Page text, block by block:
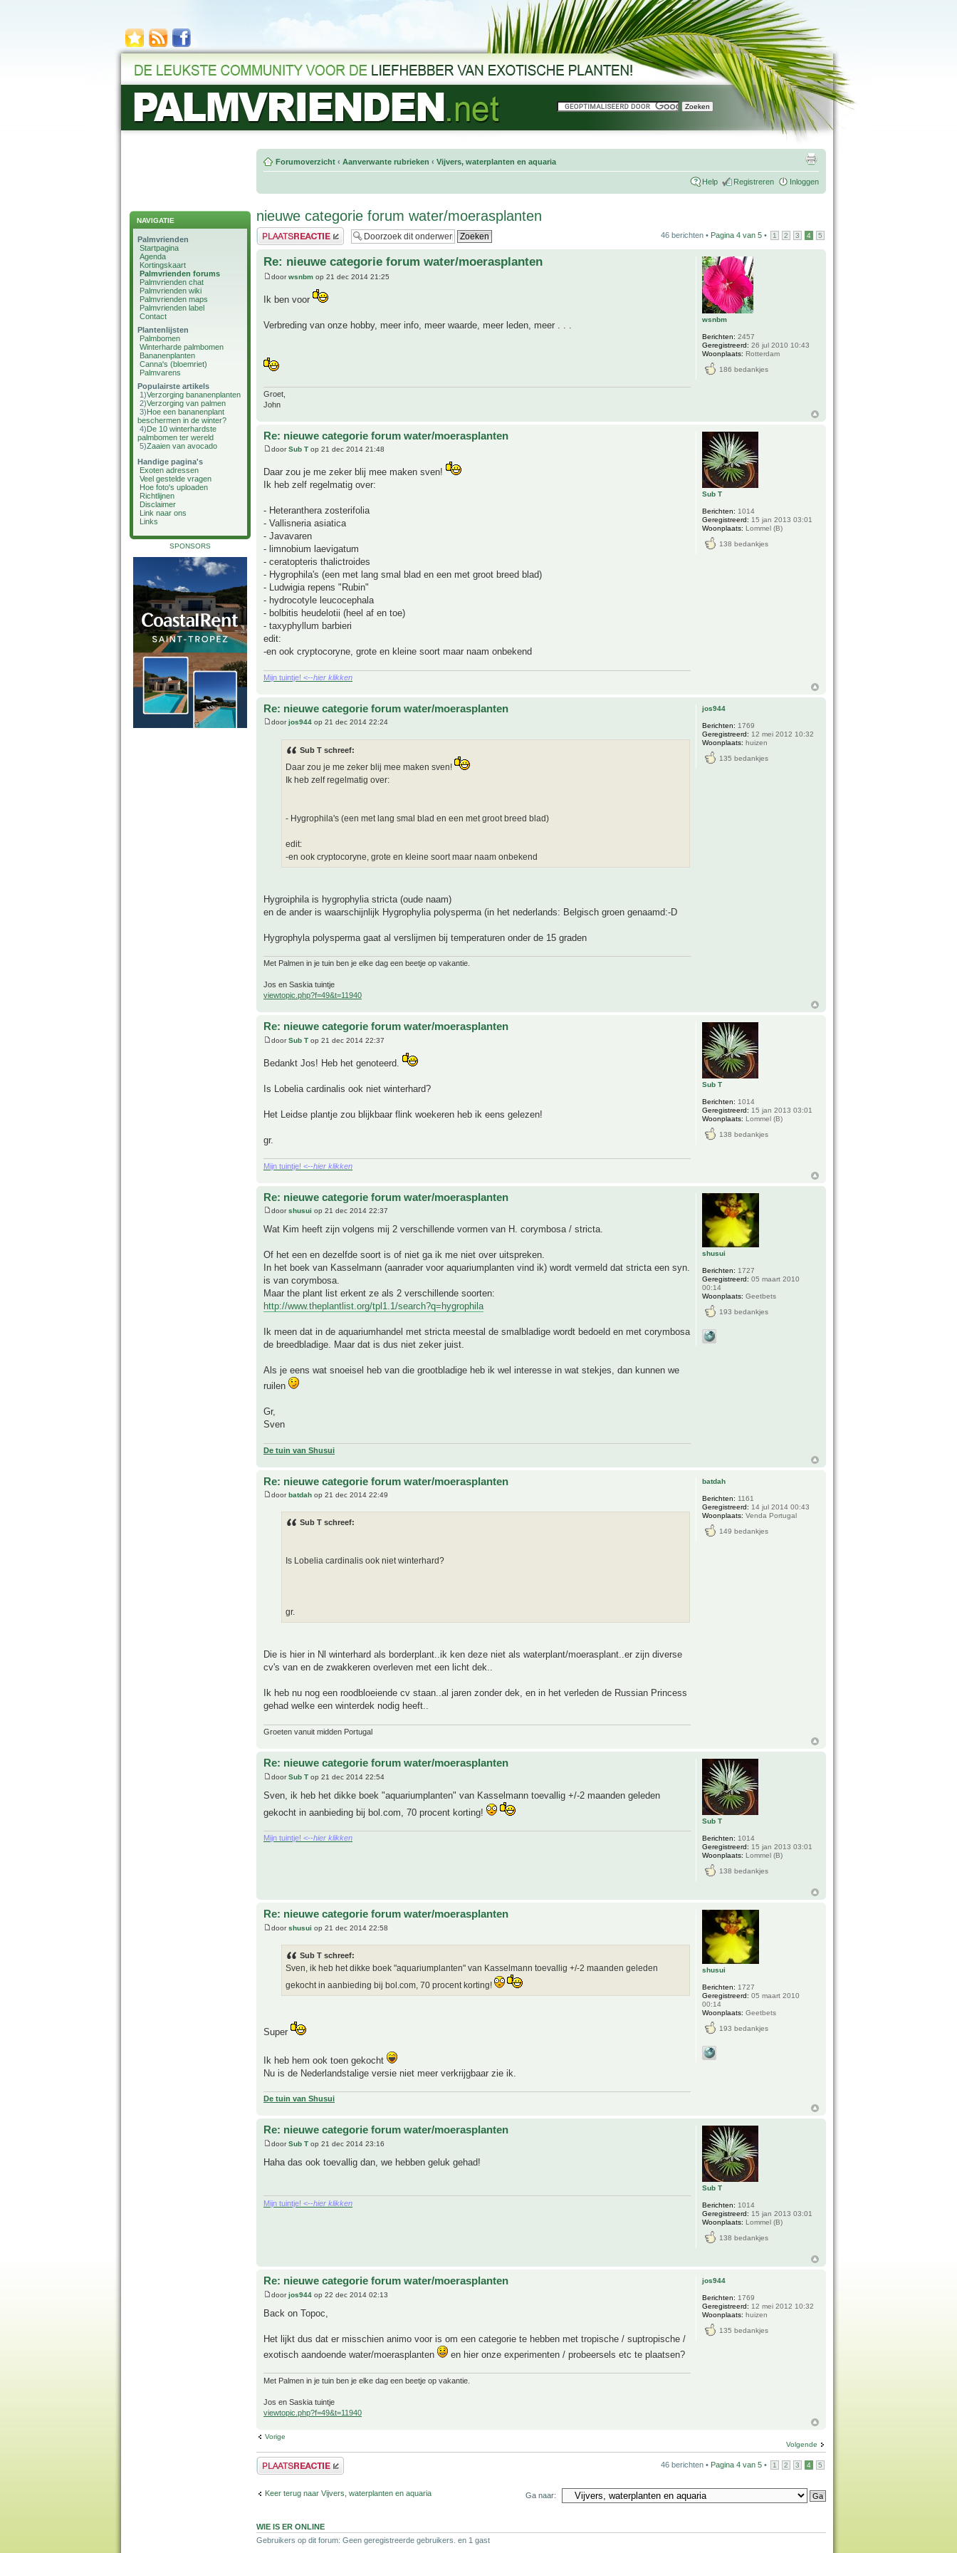
NAVIGATIE
Palmvrienden
Startpagina
Agenda
Kortingskaart
Palmvrienden forums
Palmvrienden chat
Palmvrienden wiki
Palmvrienden maps
Palmvrienden label
Contact
Plantenlijsten
Palmbomen
Winterharde palmbomen
Bananenplanten
Canna's (bloemriet)
Palmvarens
Populairste artikels
1)Verzorging bananenplanten
2)Verzorging van palmen
3)Hoe een bananenplant
beschermen in de winter?
4)De 10 winterhardste
palmbomen ter wereld
5)Zaaien van avocado
Handige pagina's
Exoten adressen
Veel gestelde vragen
Hoe foto's uploaden
Richtlijnen
Disclaimer
Link naar ons
Links
SPONSORS
Forumoverzicht ‹ Aanverwante rubrieken ‹ Vijvers, waterplanten en aquaria
Help Registreren Inloggen
nieuwe categorie forum water/moerasplanten
Plaats een reactie 46 berichten • Pagina 4 van 5 • 1 2 3 4 5
Re: nieuwe categorie forum water/moerasplanten
doorwsnbm op 21 dec 2014 21:25
Ik ben voor
Verbreding van onze hobby, meer info, meer waarde, meer leden, meer . . .
Groet,
John
wsnbm
Berichten: 2457
Geregistreerd: 26 jul 2010 10:43
Woonplaats: Rotterdam
186 bedankjes
Re: nieuwe categorie forum water/moerasplanten
doorSub T op 21 dec 2014 21:48
Daar zou je me zeker blij mee maken sven!
Ik heb zelf regelmatig over:
- Heteranthera zosterifolia
- Vallisneria asiatica
- Javavaren
- limnobium laevigatum
- ceratopteris thalictroides
- Hygrophila's (een met lang smal blad en een met groot breed blad)
- Ludwigia repens "Rubin"
- hydrocotyle leucocephala
- bolbitis heudelotii (heel af en toe)
- taxyphyllum barbieri
edit:
-en ook cryptocoryne, grote en kleine soort maar naam onbekend
Mijn tuintje! <--hier klikken
Sub T
Berichten: 1014
Geregistreerd: 15 jan 2013 03:01
Woonplaats: Lommel (B)
138 bedankjes
Re: nieuwe categorie forum water/moerasplanten
doorjos944 op 21 dec 2014 22:24
Sub T schreef:
Daar zou je me zeker blij mee maken sven!
Ik heb zelf regelmatig over:
- Hygrophila's (een met lang smal blad en een met groot breed blad)
edit:
-en ook cryptocoryne, grote en kleine soort maar naam onbekend
Hygroiphila is hygrophylia stricta (oude naam)
en de ander is waarschijnlijk Hygrophylia polysperma (in het nederlands: Belgisch groen genaamd:-D
Hygrophyla polysperma gaat al verslijmen bij temperaturen onder de 15 graden
Met Palmen in je tuin ben je elke dag een beetje op vakantie.
Jos en Saskia tuintje
viewtopic.php?f=49&t=11940
jos944
Berichten: 1769
Geregistreerd: 12 mei 2012 10:32
Woonplaats: huizen
135 bedankjes
Re: nieuwe categorie forum water/moerasplanten
doorSub T op 21 dec 2014 22:37
Bedankt Jos! Heb het genoteerd.
Is Lobelia cardinalis ook niet winterhard?
Het Leidse plantje zou blijkbaar flink woekeren heb ik eens gelezen!
gr.
Mijn tuintje! <--hier klikken
Sub T
Berichten: 1014
Geregistreerd: 15 jan 2013 03:01
Woonplaats: Lommel (B)
138 bedankjes
Re: nieuwe categorie forum water/moerasplanten
doorshusui op 21 dec 2014 22:37
Wat Kim heeft zijn volgens mij 2 verschillende vormen van H. corymbosa / stricta.
Of het een en dezelfde soort is of niet ga ik me niet over uitspreken.
In het boek van Kasselmann (aanrader voor aquariumplanten vind ik) wordt vermeld dat stricta een syn.
is van corymbosa.
Maar the plant list erkent ze als 2 verschillende soorten:
http://www.theplantlist.org/tpl1.1/search?q=hygrophila
Ik meen dat in de aquariumhandel met stricta meestal de smalbladige wordt bedoeld en met corymbosa
de breedbladige. Maar dat is dus niet zeker juist.
Als je eens wat snoeisel heb van die grootbladige heb ik wel interesse in wat stekjes, dan kunnen we
ruilen
Gr,
Sven
De tuin van Shusui
shusui
Berichten: 1727
Geregistreerd: 05 maart 2010
00:14
Woonplaats: Geetbets
193 bedankjes
Re: nieuwe categorie forum water/moerasplanten
doorbatdah op 21 dec 2014 22:49
Sub T schreef:
Is Lobelia cardinalis ook niet winterhard?
gr.
Die is hier in Nl winterhard als borderplant..ik ken deze niet als waterplant/moerasplant..er zijn diverse
cv's van en de zwakkeren overleven met een licht dek..
Ik heb nu nog een roodbloeiende cv staan..al jaren zonder dek, en in het verleden de Russian Princess
gehad welke een winterdek nodig heeft..
Groeten vanuit midden Portugal
batdah
Berichten: 1161
Geregistreerd: 14 jul 2014 00:43
Woonplaats: Venda Portugal
149 bedankjes
Re: nieuwe categorie forum water/moerasplanten
doorSub T op 21 dec 2014 22:54
Sven, ik heb het dikke boek "aquariumplanten" van Kasselmann toevallig +/-2 maanden geleden
gekocht in aanbieding bij bol.com, 70 procent korting!
Mijn tuintje! <--hier klikken
Sub T
Berichten: 1014
Geregistreerd: 15 jan 2013 03:01
Woonplaats: Lommel (B)
138 bedankjes
Re: nieuwe categorie forum water/moerasplanten
doorshusui op 21 dec 2014 22:58
Sub T schreef:
Sven, ik heb het dikke boek "aquariumplanten" van Kasselmann toevallig +/-2 maanden geleden
gekocht in aanbieding bij bol.com, 70 procent korting!
Super
Ik heb hem ook toen gekocht
Nu is de Nederlandstalige versie niet meer verkrijgbaar zie ik.
De tuin van Shusui
shusui
Berichten: 1727
Geregistreerd: 05 maart 2010
00:14
Woonplaats: Geetbets
193 bedankjes
Re: nieuwe categorie forum water/moerasplanten
doorSub T op 21 dec 2014 23:16
Haha das ook toevallig dan, we hebben geluk gehad!
Mijn tuintje! <--hier klikken
Sub T
Berichten: 1014
Geregistreerd: 15 jan 2013 03:01
Woonplaats: Lommel (B)
138 bedankjes
Re: nieuwe categorie forum water/moerasplanten
doorjos944 op 22 dec 2014 02:13
Back on Topoc,
Het lijkt dus dat er misschien animo voor is om een categorie te hebben met tropische / suptropische /
exotisch aandoende water/moerasplanten
en hier onze experimenten / probeersels etc te plaatsen?
Met Palmen in je tuin ben je elke dag een beetje op vakantie.
Jos en Saskia tuintje
viewtopic.php?f=49&t=11940
jos944
Berichten: 1769
Geregistreerd: 12 mei 2012 10:32
Woonplaats: huizen
135 bedankjes
Vorige
Volgende
Plaats een reactie 46 berichten • Pagina 4 van 5 • 1 2 3 4 5
Keer terug naar Vijvers, waterplanten en aquaria Ga naar:
WIE IS ER ONLINE
Gebruikers op dit forum: Geen geregistreerde gebruikers. en 1 gast